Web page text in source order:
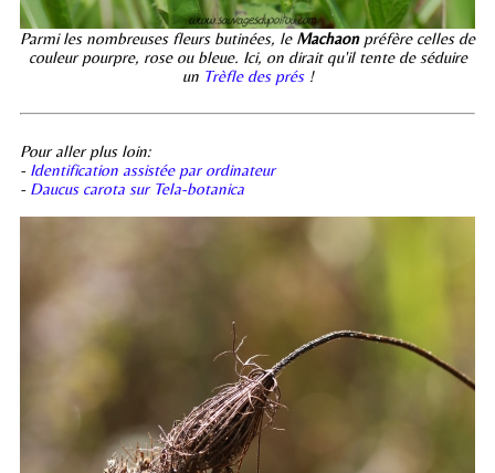
Parmi les nombreuses fleurs butinées, le Machaonpréfère celles de
couleur pourpre, rose ou bleue. Ici, on dirait qu'il tente de séduire
un Trèfle des prés !
Pour aller plus loin:
- Identification assistée par ordinateur
- Daucus carota sur Tela-botanica